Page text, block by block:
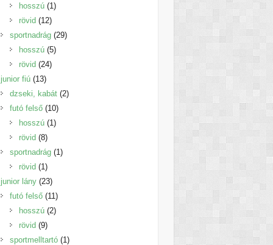
termék
hosszú 11
rövid 1212
termék
sportnadrág 2929
hosszú 55
rövid 2424
junior fiú 1313
termék
dzseki, kabát 22
futó felső 1010
termék
hosszú 11
rövid 88
termék
sportnadrág 11
rövid 11
termék
junior lány 2323
termék
futó felső 1111
termék
hosszú 22
rövid 99
termék
sportmelltartó 11